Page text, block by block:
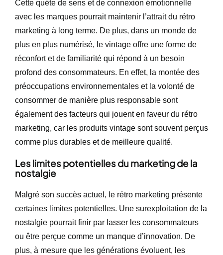
Cette quête de sens et de connexion émotionnelle
avec les marques pourrait maintenir l’attrait du rétro
marketing à long terme. De plus, dans un monde de
plus en plus numérisé, le vintage offre une forme de
réconfort et de familiarité qui répond à un besoin
profond des consommateurs. En effet, la montée des
préoccupations environnementales et la volonté de
consommer de manière plus responsable sont
également des facteurs qui jouent en faveur du rétro
marketing, car les produits vintage sont souvent perçus
comme plus durables et de meilleure qualité.
Les limites potentielles du marketing de la
nostalgie
Malgré son succès actuel, le rétro marketing présente
certaines limites potentielles. Une surexploitation de la
nostalgie pourrait finir par lasser les consommateurs
ou être perçue comme un manque d’innovation. De
plus, à mesure que les générations évoluent, les